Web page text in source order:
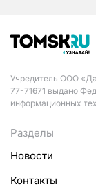
Учредитель ООО
77-71671 выдано
информационных
Разделы
Новости
Контакты